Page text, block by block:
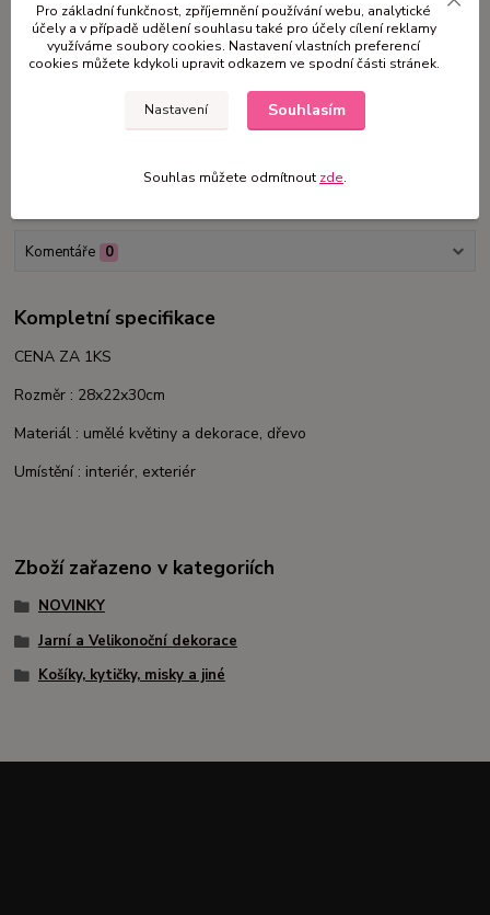
800 Kč ks
Přidat do košíku
Komentáře 0
Kompletní specifikace
CENA ZA 1KS
Rozměr : 28x22x30cm
Materiál : umělé květiny a dekorace, dřevo
Umístění : interiér, exteriér
Zboží zařazeno v kategoriích
NOVINKY
Jarní a Velikonoční dekorace
Košíky, kytičky, misky a jiné
Pro základní funkčnost, zpříjemnění používání webu, analytické
účely a v případě udělení souhlasu také pro účely cílení reklamy
využíváme soubory cookies. Nastavení vlastních preferencí
cookies můžete kdykoli upravit odkazem ve spodní části stránek.
Nastavení Souhlasím
Souhlas můžete odmítnout zde.